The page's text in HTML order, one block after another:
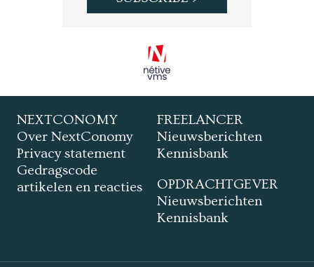
NEXTCONOMY
Over NextConomy
Privacy statement
Gedragscode
artikelen en reacties
FREELANCER
Nieuwsberichten
Kennisbank
OPDRACHTGEVER
Nieuwsberichten
Kennisbank